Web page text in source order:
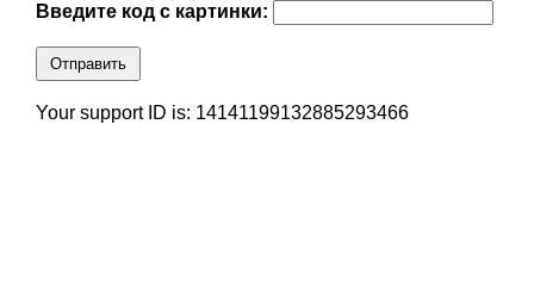
Введите код с картинки:
Отправить
Your support ID is: 14141199132885293466